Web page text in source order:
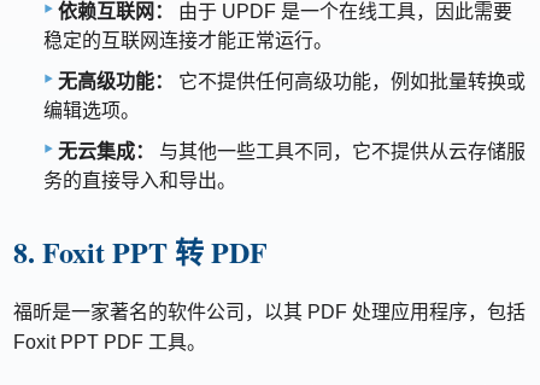
依赖互联网：
由于 UPDF 是一个在线工具，因此需要
稳定的互联网连接才能正常运行。
无高级功能：
它不提供任何高级功能，例如批量转换或
编辑选项。
无云集成：
与其他一些工具不同，它不提供从云存储服
务的直接导入和导出。
8. Foxit PPT 转 PDF
福昕是一家著名的软件公司，以其 PDF 处理应用程序，包括
Foxit PPT PDF 工具。